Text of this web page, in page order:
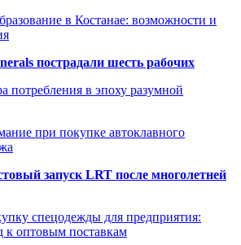
в Костанае: возможности и
пострадали шесть рабочих
потребления в эпоху разумной
при покупке автоклавного
запуск LRT после многолетней
спецодежды для предприятия:
к оптовым поставкам